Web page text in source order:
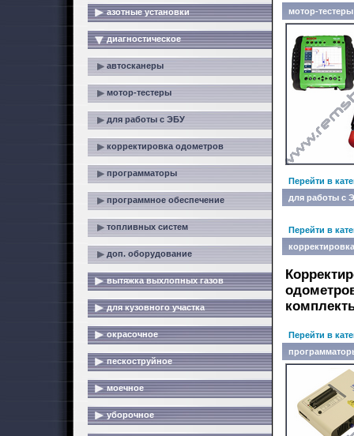
азотные установки
диагностическое
автосканеры
мотор-тестеры
для работы с ЭБУ
корректировка одометров
программаторы
программное обеспечение
топливных систем
доп. оборудование
вытяжка выхлопных газов
для кузовного участка
окрасочное
пескоструйное
моечное
уборочное
мотор-тестеры
Перейти в
для работы с
Перейти в
Перейти в